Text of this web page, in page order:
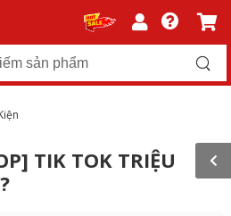
TIK TOK TRIỆU